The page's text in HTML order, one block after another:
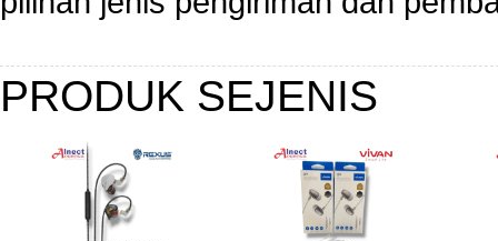
PRODUK SEJENIS